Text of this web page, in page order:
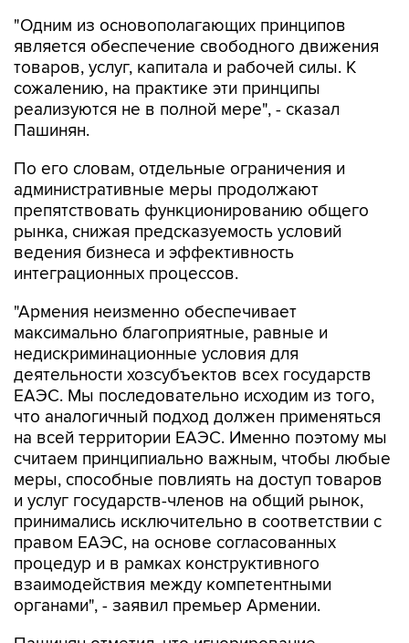
"Одним из основополагающих принципов
является обеспечение свободного движения
товаров, услуг, капитала и рабочей силы. К
сожалению, на практике эти принципы
реализуются не в полной мере", - сказал
Пашинян.
По его словам, отдельные ограничения и
административные меры продолжают
препятствовать функционированию общего
рынка, снижая предсказуемость условий
ведения бизнеса и эффективность
интеграционных процессов.
"Армения неизменно обеспечивает
максимально благоприятные, равные и
недискриминационные условия для
деятельности хозсубъектов всех государств
ЕАЭС. Мы последовательно исходим из того,
что аналогичный подход должен применяться
на всей территории ЕАЭС. Именно поэтому мы
считаем принципиально важным, чтобы любые
меры, способные повлиять на доступ товаров
и услуг государств-членов на общий рынок,
принимались исключительно в соответствии с
правом ЕАЭС, на основе согласованных
процедур и в рамках конструктивного
взаимодействия между компетентными
органами", - заявил премьер Армении.